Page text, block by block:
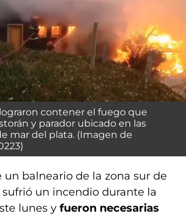
contener el fuego que
y parador ubicado en las
mar del plata. (Imagen de
un balneario de la zona sur de
un incendio durante la
lunes y fueron necesarias